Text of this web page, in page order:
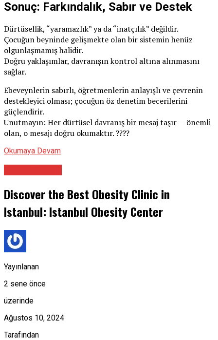
Sonuç: Farkındalık, Sabır ve Destek
Dürtüsellik, “yaramazlık” ya da “inatçılık” değildir.
Çocuğun beyninde gelişmekte olan bir sistemin henüz
olgunlaşmamış halidir.
Doğru yaklaşımlar, davranışın kontrol altına alınmasını
sağlar.
Ebeveynlerin sabırlı, öğretmenlerin anlayışlı ve çevrenin
destekleyici olması; çocuğun öz denetim becerilerini
güçlendirir.
Unutmayın: Her dürtüsel davranış bir mesaj taşır — önemli
olan, o mesajı doğru okumaktır. ????
Okumaya Devam
Discover the Best Obesity Clinic in
Istanbul: Istanbul Obesity Center
Yayınlanan
2 sene önce
üzerinde
Ağustos 10, 2024
Tarafından